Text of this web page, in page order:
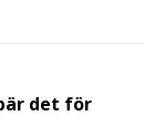
det för